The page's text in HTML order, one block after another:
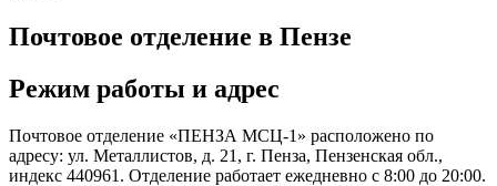
Почтовое отделение в Пензе
Режим работы и адрес
Почтовое отделение «ПЕНЗА МСЦ-1» расположено по
адресу: ул. Металлистов, д. 21, г. Пенза, Пензенская обл.,
индекс 440961. Отделение работает ежедневно с 8:00 до 20:00.